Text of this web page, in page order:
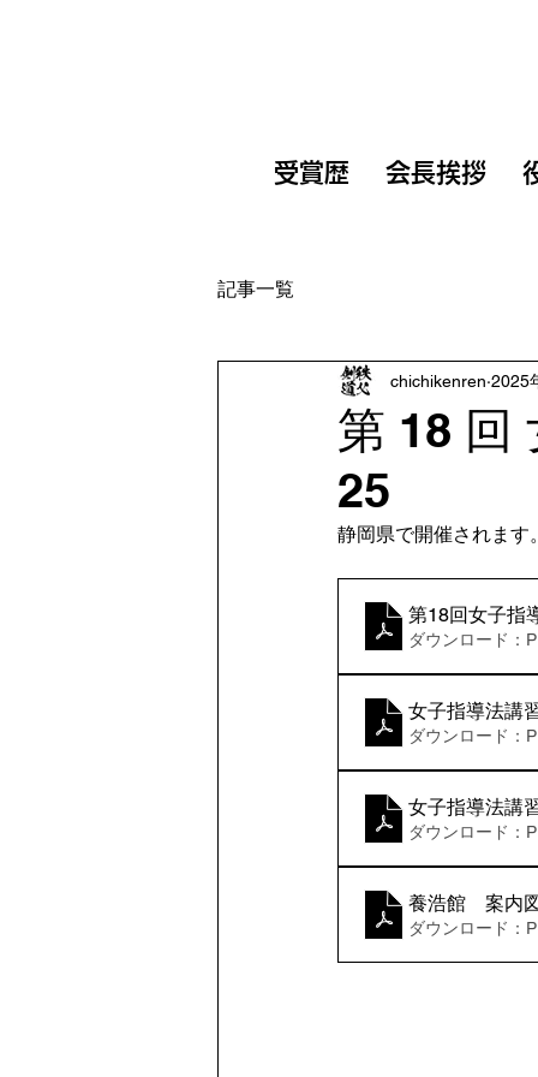
受賞歴 会長挨拶
記事一覧
第 18
25
chichikenren 2025
静岡県で開催されます
第18回女子
ダウンロード：
女子指導法講
ダウンロード：
女子指導法
ダウンロード：
養浩館 案内
ダウンロード：